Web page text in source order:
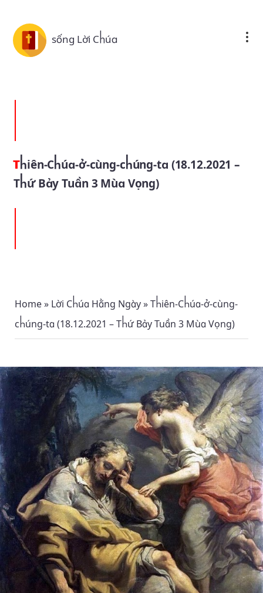
sống Lời Chúa
Thiên-Chúa-ở-cùng-chúng-ta (18.12.2021 –
Thứ Bảy Tuần 3 Mùa Vọng)
Home» Lời Chúa Hằng Ngày» Thiên-Chúa-ở-cùng-
chúng-ta (18.12.2021 – Thứ Bảy Tuần 3 Mùa Vọng)